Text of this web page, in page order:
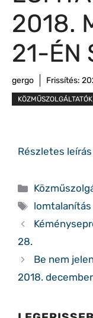
2018.
21-ÉN
gergo Frissítés:
KÖZMŰSZOLGÁLTATÓK
Részletes
Kategória
Címkék
lomtalanítás
28.
Be nem
2018.